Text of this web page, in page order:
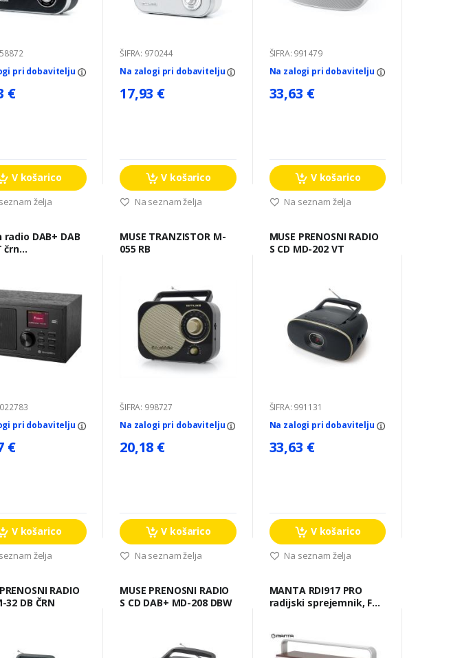
pri dobavitelju
€
V košarico
želja
ŠIFRA: 970244
Na zalogi pri dobavitelju
17,93 €
V košarico
Na seznam želja
ŠIFRA: 991479
Na zalogi pri dobavitelju
33,63 €
V košarico
Na seznam želja
radio DAB+ DAB
črn
pri dobavitelju
€
V košarico
želja
MUSE TRANZISTOR M-
055 RB
ŠIFRA: 998727
Na zalogi pri dobavitelju
20,18 €
V košarico
Na seznam želja
MUSE PRENOSNI RADIO
S CD MD-202 VT
ŠIFRA: 991131
Na zalogi pri dobavitelju
33,63 €
V košarico
Na seznam želja
32 DB ČRN
MUSE PRENOSNI RADIO
S CD DAB+ MD-208 DBW
MANTA RDI917 PRO
radijski sprejemnik, FM
microSD / AUX, budilka,
RETRO